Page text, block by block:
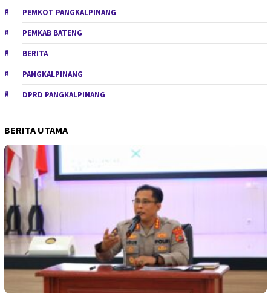
PEMKOT PANGKALPINANG
PEMKAB BATENG
BERITA
PANGKALPINANG
DPRD PANGKALPINANG
BERITA UTAMA